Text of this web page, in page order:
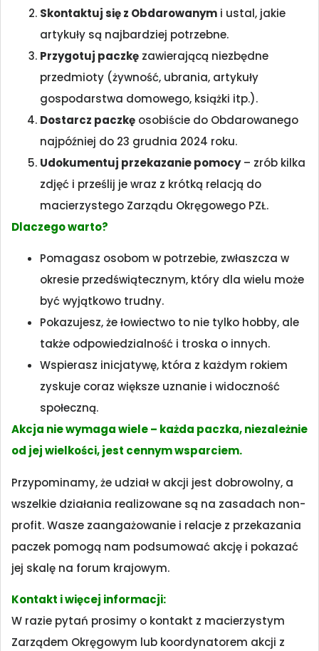
Skontaktuj się z Obdarowanym i ustal, jakie
artykuły są najbardziej potrzebne.
Przygotuj paczkę zawierającą niezbędne
przedmioty (żywność, ubrania, artykuły
gospodarstwa domowego, książki itp.).
Dostarcz paczkę osobiście do Obdarowanego
najpóźniej do 23 grudnia 2024 roku.
Udokumentuj przekazanie pomocy– zrób kilka
zdjęć i prześlij je wraz z krótką relacją do
macierzystego Zarządu Okręgowego PZŁ.
Dlaczego warto?
Pomagasz osobom w potrzebie, zwłaszcza w
okresie przedświątecznym, który dla wielu może
być wyjątkowo trudny.
Pokazujesz, że łowiectwo to nie tylko hobby, ale
także odpowiedzialność i troska o innych.
Wspierasz inicjatywę, która z każdym rokiem
zyskuje coraz większe uznanie i widoczność
społeczną.
Akcja nie wymaga wiele – każda paczka, niezależnie
od jej wielkości, jest cennym wsparciem.
Przypominamy, że udział w akcji jest dobrowolny, a
wszelkie działania realizowane są na zasadach non-
profit. Wasze zaangażowanie i relacje z przekazania
paczek pomogą nam podsumować akcję i pokazać
jej skalę na forum krajowym.
Kontakt i więcej informacji:
W razie pytań prosimy o kontakt z macierzystym
Zarządem Okręgowym lub koordynatorem akcji z